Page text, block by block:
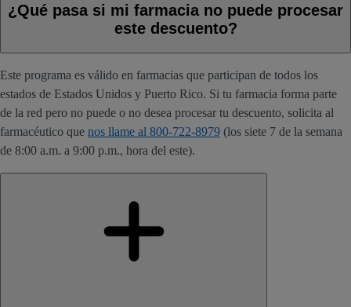
¿Qué pasa si mi farmacia no puede procesar
este descuento?
Este programa es válido en farmacias que participan de todos los
estados de Estados Unidos y Puerto Rico. Si tu farmacia forma parte
de la red pero no puede o no desea procesar tu descuento, solicita al
farmacéutico que nos llame al 800-722-8979 (los siete 7 de la semana
de 8:00 a.m. a 9:00 p.m., hora del este).